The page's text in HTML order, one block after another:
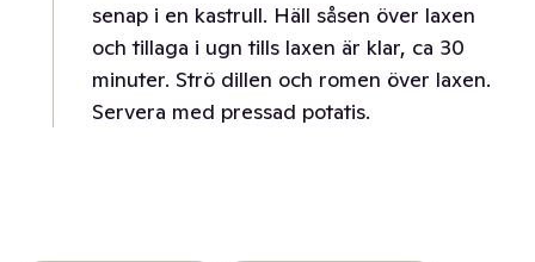
senap i en kastrull. Häll såsen över laxen
och tillaga i ugn tills laxen är klar, ca 30
minuter. Strö dillen och romen över laxen.
Servera med pressad potatis.